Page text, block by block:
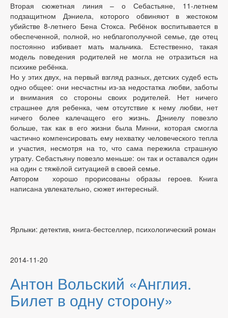
Вторая сюжетная линия – о Себастьяне, 11-летнем
подзащитном Дэниела, которого обвиняют в жестоком
убийстве 8-летнего Бена Стокса. Ребёнок воспитывается в
обеспеченной, полной, но неблагополучной семье, где отец
постоянно избивает мать мальчика. Естественно, такая
модель поведения родителей не могла не отразиться на
психике ребёнка.
Но у этих двух, на первый взгляд разных, детских судеб есть
одно общее: они несчастны из-за недостатка любви, заботы
и внимания со стороны своих родителей. Нет ничего
страшнее для ребенка, чем отсутствие к нему любви, нет
ничего более калечащего его жизнь. Дэниелу повезло
больше, так как в его жизни была Минни, которая смогла
частично компенсировать ему нехватку человеческого тепла
и участия, несмотря на то, что сама пережила страшную
утрату. Себастьяну повезло меньше: он так и оставался один
на один с тяжёлой ситуацией в своей семье.
Автором хорошо прорисованы образы героев. Книга
написана увлекательно, сюжет интересный.
Ярлыки: детектив, книга-бестселлер, психологический роман
2014-11-20
Антон Вольский «Англия.
Билет в одну сторону»